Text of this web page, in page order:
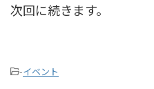
次回に続きます。
-イベント